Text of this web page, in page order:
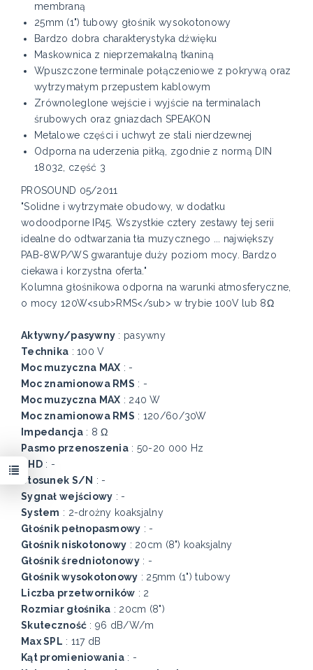
membraną
25mm (1") tubowy głośnik wysokotonowy
Bardzo dobra charakterystyka dźwięku
Maskownica z nieprzemakalną tkaniną
Wpuszczone terminale połączeniowe z pokrywą oraz
wytrzymałym przepustem kablowym
Zrównoleglone wejście i wyjście na terminalach
śrubowych oraz gniazdach SPEAKON
Metalowe części i uchwyt ze stali nierdzewnej
Odporna na uderzenia piłką, zgodnie z normą DIN
18032, część 3
PROSOUND 05/2011
"Solidne i wytrzymałe obudowy, w dodatku
wodoodporne IP45. Wszystkie cztery zestawy tej serii
idealne do odtwarzania tła muzycznego ... największy
PAB-8WP/WS gwarantuje duży poziom mocy. Bardzo
ciekawa i korzystna oferta."
Kolumna głośnikowa odporna na warunki atmosferyczne,
o mocy 120W<sub>RMS</sub> w trybie 100V lub 8Ω
Aktywny/pasywny : pasywny
Technika : 100 V
Moc muzyczna MAX : -
Moc znamionowa RMS : -
Moc muzyczna MAX : 240 W
Moc znamionowa RMS : 120/60/30W
Impedancja: 8 Ω
Pasmo przenoszenia : 50-20 000 Hz
THD: -
Stosunek S/N : -
Sygnał wejściowy : -
System : 2-drożny koaksjalny
Głośnik pełnopasmowy : -
Głośnik niskotonowy : 20cm (8") koaksjalny
Głośnik średniotonowy: -
Głośnik wysokotonowy : 25mm (1") tubowy
Liczba przetworników : 2
Rozmiar głośnika : 20cm (8")
Skuteczność : 96 dB/W/m
Max SPL : 117 dB
Kąt promieniowania : -